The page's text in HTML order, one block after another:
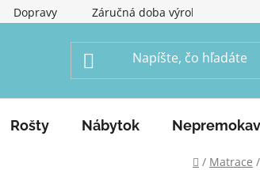
Dopravy Záručná doba výrobku
Rošty Nábytok
Domov
/ Matrace /